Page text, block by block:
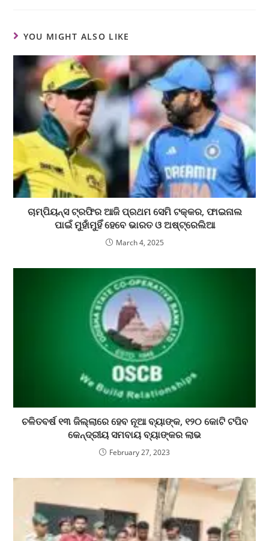
YOU MIGHT ALSO LIKE
ଚାମ୍ପିୟନ୍ସ ଟ୍ରଫିର ଆଜି ପ୍ରଥମ ସେମି ଟକ୍କର, ଫାଇନାଲ
ପାଇଁ ମୁହାଁମୁହିଁ ହେବେ ଭାରତ ଓ ଅଷ୍ଟ୍ରେଲିଆ
March 4, 2025
ଚଳିତବର୍ଷ ୧୩ ଜିଲ୍ଲାରେ ହେବ ନୂଆ ବ୍ୟାଙ୍କ, ୧୨୦ କୋଟି ଟପିବ
କେନ୍ଦ୍ରୀୟ ସମବାୟ ବ୍ୟାଙ୍କର ଲାଭ
February 27, 2023